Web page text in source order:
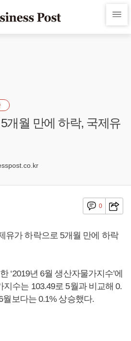
개월 만에 하락, 국제유
0
유가 하락으로 5개월 만에 하락
‘2019년 6월 생산자물가지수’에
수는 103.49로 5월과 비교해 0.
보다는 0.1% 상승했다.